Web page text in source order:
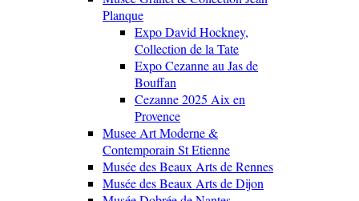
Planque
Expo David Hockney,
Collection de la Tate
Expo Cezanne au Jas de
Bouffan
Cezanne 2025 Aix en
Provence
Musee Art Moderne &
Contemporain St Etienne
Musée des Beaux Arts de Rennes
Musée des Beaux Arts de Dijon